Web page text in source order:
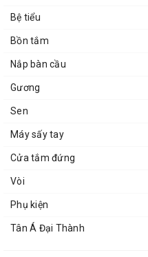
Bệ tiểu
Bồn tắm
Nắp bàn cầu
Gương
Sen
Máy sấy tay
Cửa tắm đứng
Vòi
Phụ kiện
Tân Á Đại Thành